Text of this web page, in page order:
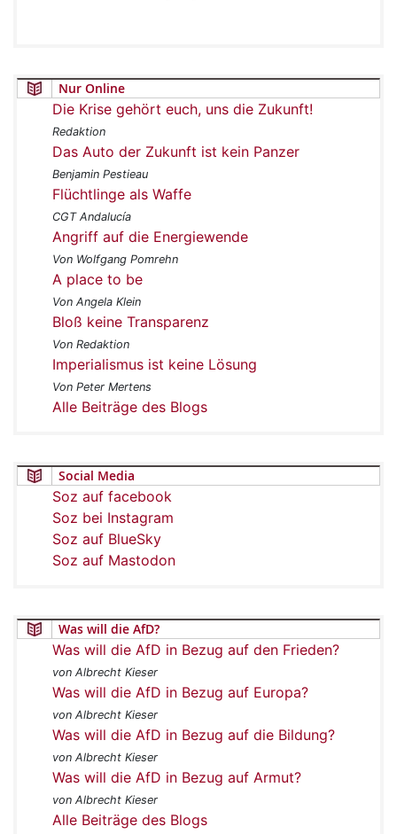
Nur Online
Die Krise gehört euch, uns die Zukunft!
Redaktion
Das Auto der Zukunft ist kein Panzer
Benjamin Pestieau
Flüchtlinge als Waffe
CGT Andalucía
Angriff auf die Energiewende
Von Wolfgang Pomrehn
A place to be
Von Angela Klein
Bloß keine Transparenz
Von Redaktion
Imperialismus ist keine Lösung
Von Peter Mertens
Alle Beiträge des Blogs
Social Media
Soz auf facebook
Soz bei Instagram
Soz auf BlueSky
Soz auf Mastodon
Was will die AfD?
Was will die AfD in Bezug auf den Frieden?
von Albrecht Kieser
Was will die AfD in Bezug auf Europa?
von Albrecht Kieser
Was will die AfD in Bezug auf die Bildung?
von Albrecht Kieser
Was will die AfD in Bezug auf Armut?
von Albrecht Kieser
Alle Beiträge des Blogs